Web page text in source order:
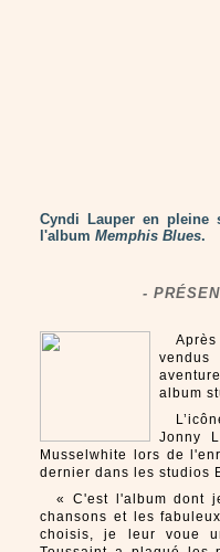
Cyndi Lauper en
l'album Memphis Blues.
-
album
Jonny
Musselwhite lors de
dernier dans les studios
« C'est l'album dont
chansons et les
choisis, je leur voue